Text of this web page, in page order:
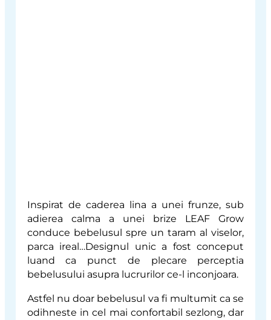
Inspirat de caderea lina a unei frunze, sub
adierea calma a unei brize LEAF Grow
conduce bebelusul spre un taram al viselor,
parca ireal…Designul unic a fost conceput
luand ca punct de plecare perceptia
bebelusului asupra lucrurilor ce-l inconjoara.
Astfel nu doar bebelusul va fi multumit ca se
odihneste in cel mai confortabil sezlong, dar